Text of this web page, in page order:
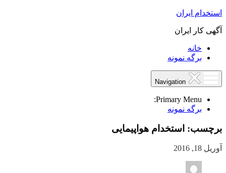
استخدام ایران
آگهی کار ایران
خانه
برگه نمونه
Primary Menu:
برگه نمونه
برچسب: استخدام هواپیمایی
آوریل 18, 2016